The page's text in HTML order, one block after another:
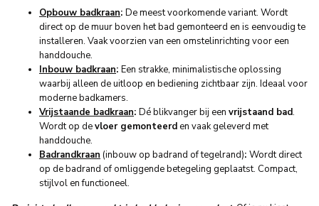
Opbouw badkraan: De meest voorkomende variant. Wordt
direct op de muur boven het bad gemonteerd en is eenvoudig te
installeren. Vaak voorzien van een omstelinrichting voor een
handdouche.
Inbouw badkraan: Een strakke, minimalistische oplossing
waarbij alleen de uitloop en bediening zichtbaar zijn. Ideaal voor
moderne badkamers.
Vrijstaande badkraan: Dé blikvanger bij een vrijstaand bad.
Wordt op devloer gemonteerden vaak geleverd met
handdouche.
Badrandkraan (inbouw op badrand of tegelrand): Wordt direct
op de badrand of omliggende betegeling geplaatst. Compact,
stijlvol en functioneel.